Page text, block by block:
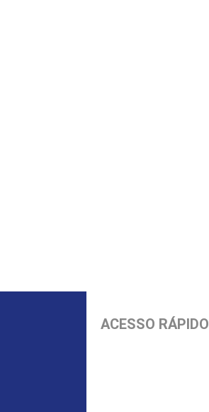
ACESSO RÁPIDO